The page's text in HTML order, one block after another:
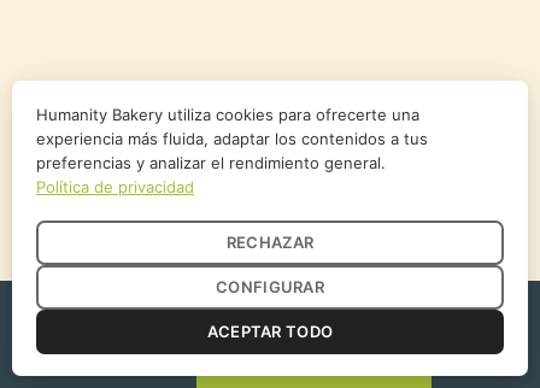
Humanity Bakery utiliza cookies para ofrecerte una
experiencia más fluida, adaptar los contenidos a tus
preferencias y analizar el rendimiento general.
Política de privacidad
RECHAZAR
CONFIGURAR
ACEPTAR TODO
© 2026 Humanity Bakery. Tous droits réservés.
Politique de confidentialité